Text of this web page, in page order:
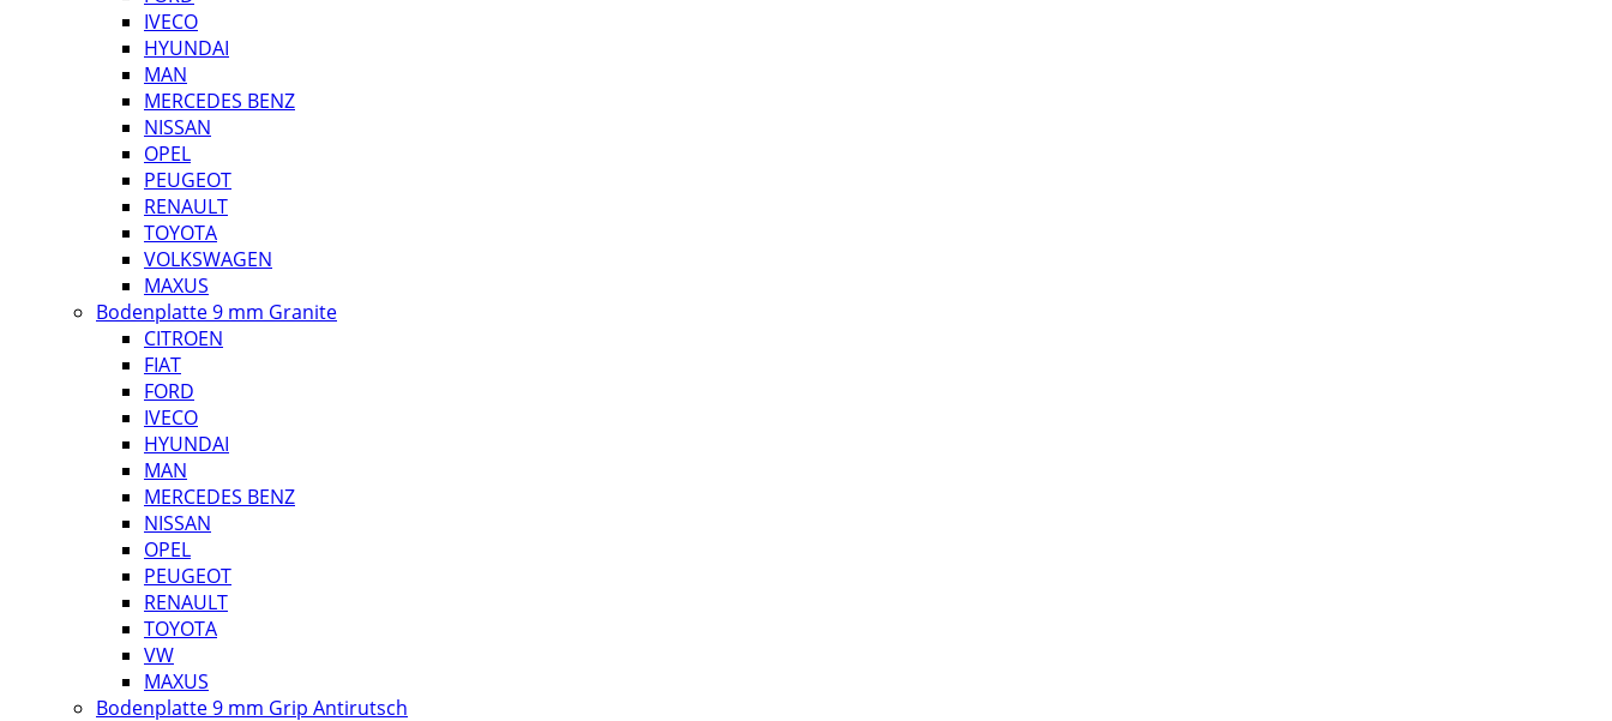
IVECO
HYUNDAI
MAN
MERCEDES BENZ
NISSAN
OPEL
PEUGEOT
RENAULT
TOYOTA
VOLKSWAGEN
MAXUS
Bodenplatte 9 mm Granite
CITROEN
FIAT
FORD
IVECO
HYUNDAI
MAN
MERCEDES BENZ
NISSAN
OPEL
PEUGEOT
RENAULT
TOYOTA
VW
MAXUS
Bodenplatte 9 mm Grip Antirutsch